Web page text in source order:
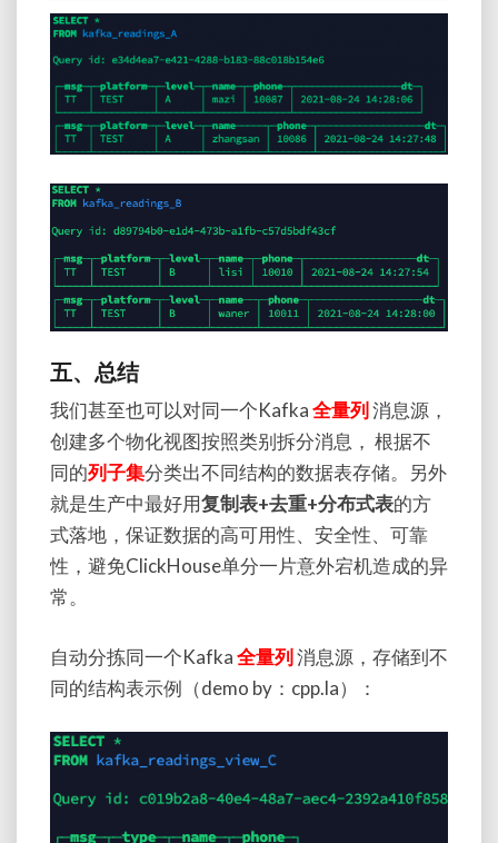
五、总结
我们甚至也可以对同一个Kafka全量列 消息源，
创建多个物化视图按照类别拆分消息， 根据不
同的列子集分类出不同结构的数据表存储。另外
就是生产中最好用复制表+去重+分布式表的方
式落地，保证数据的高可用性、安全性、可靠
性，避免ClickHouse单分一片意外宕机造成的异
常。
自动分拣同一个Kafka全量列消息源，存储到不
同的结构表示例（demo by：cpp.la）：